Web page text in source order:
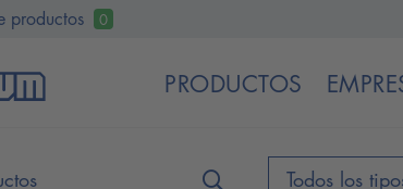
productos 0
PRODUCTOS